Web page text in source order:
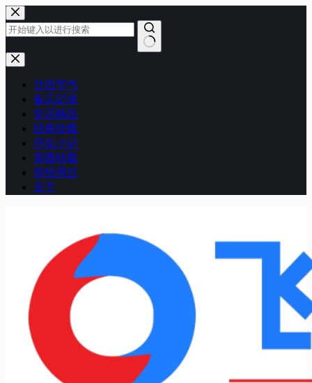
跳
至
内
容
无
廿四节气
备忘记录
笑话精品
经典转载
浮生小记
美图转载
曾经用过
关于